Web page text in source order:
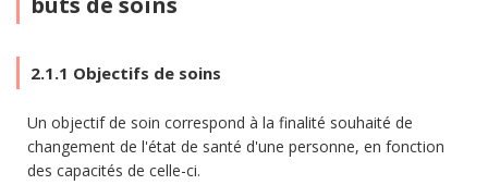
2.1.1 Objectifs de soins
Un objectif de soin correspond à la finalité souhaité de
changement de l'état de santé d'une personne, en fonction
des capacités de celle-ci.